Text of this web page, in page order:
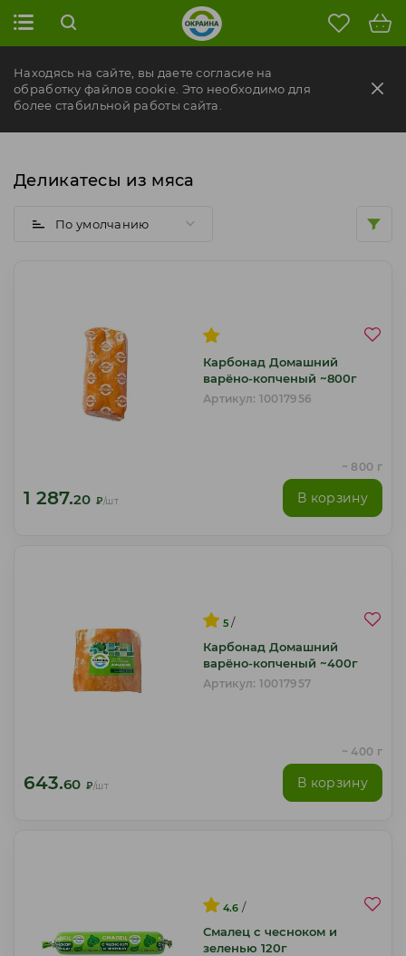
Находясь на сайте, вы даете согласие на
обработку файлов cookie. Это необходимо для
более стабильной работы сайта.
Деликатесы из мяса
По умолчанию
Карбонад Домашний
варёно-копченый ~800г
Артикул: 10017956
~ 800 г
1 287.20 ₽/шт В корзину
5 /
Карбонад Домашний
варёно-копченый ~400г
Артикул: 10017957
~ 400 г
643.60 ₽/шт В корзину
4.6 /
Смалец с чесноком и
зеленью 120г
Фильтры
В нарезку
Категория